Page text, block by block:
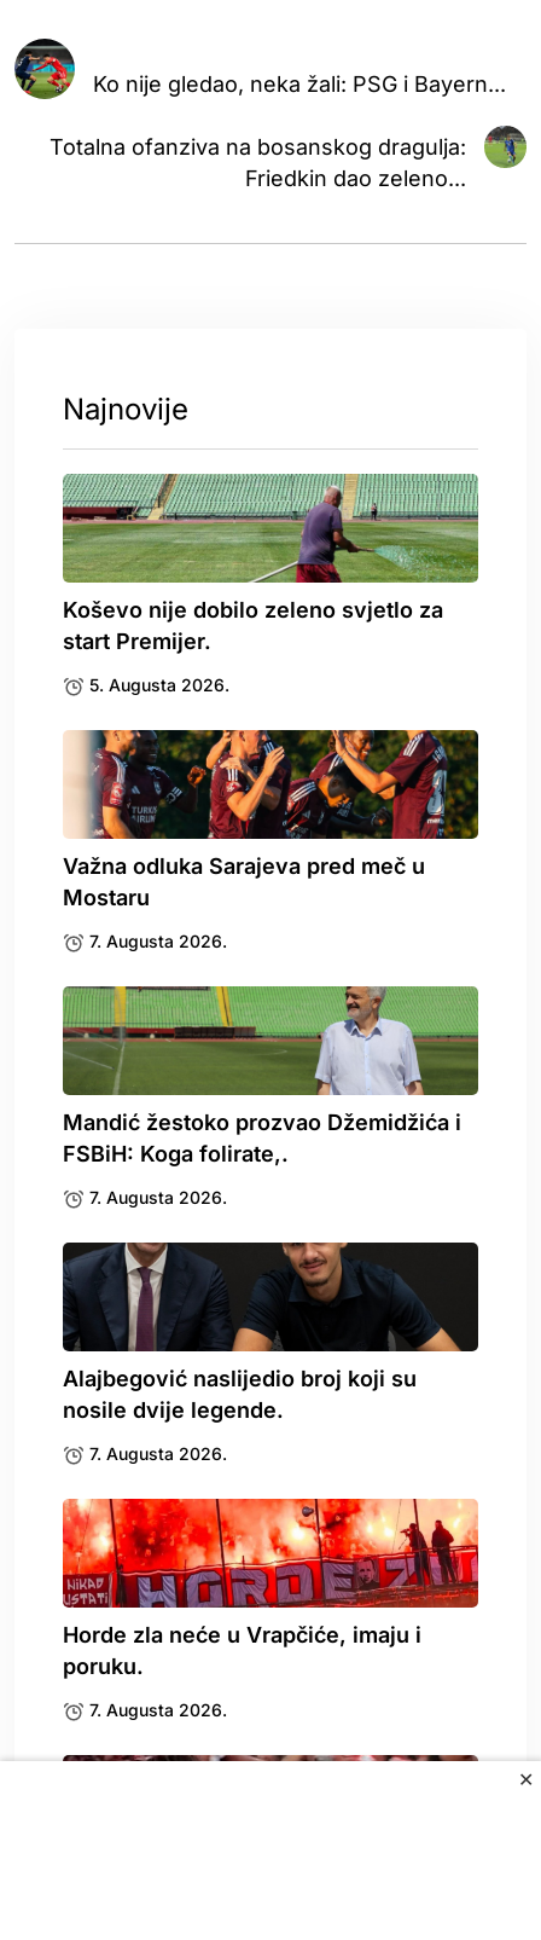
✕
Ko nije gledao, neka žali: PSG i Bayern...
Totalna ofanziva na bosanskog dragulja:
Friedkin dao zeleno...
Najnovije
Koševo nije dobilo zeleno svjetlo za
start Premijer.
5. Augusta 2026.
Važna odluka Sarajeva pred meč u
Mostaru
7. Augusta 2026.
Mandić žestoko prozvao Džemidžića i
FSBiH: Koga folirate,.
7. Augusta 2026.
Alajbegović naslijedio broj koji su
nosile dvije legende.
7. Augusta 2026.
Horde zla neće u Vrapčiće, imaju i
poruku.
7. Augusta 2026.